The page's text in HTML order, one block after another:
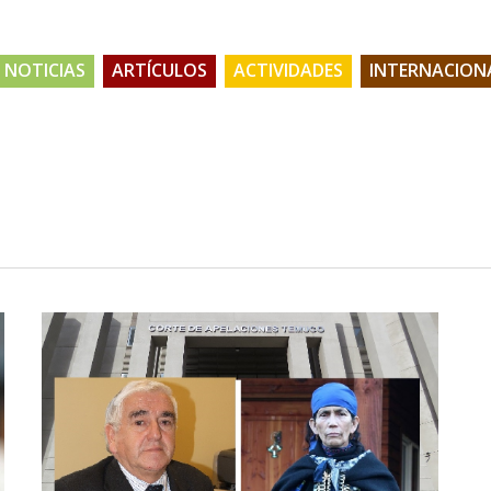
NOTICIAS ARTÍCULOS ACTIVIDADES